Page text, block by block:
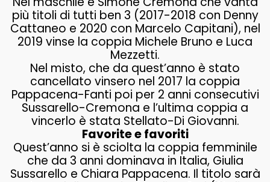
più titoli di tutti ben 3 (2017-2018 con Denny
Cattaneo e 2020 con Marcelo Capitani), nel
2019 vinse la coppia Michele Bruno e Luca
Mezzetti.
Nel misto, che da quest’anno è stato
cancellato vinsero nel 2017 la coppia
Pappacena-Fanti poi per 2 anni consecutivi
Sussarello-Cremona e l’ultima coppia a
vincerlo è stata Stellato-Di Giovanni.
Favorite e favoriti
Quest’anno si è sciolta la coppia femminile
che da 3 anni dominava in Italia, Giulia
Sussarello e Chiara Pappacena. Il titolo sarà